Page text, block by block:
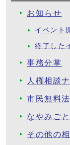
お知らせ
イベント
終了した
事務分掌
人権相談
市民無料
なやみご
その他の